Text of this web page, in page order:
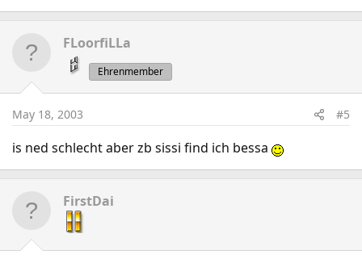
FLoorfiLLa
Ehrenmember
May 18, 2003 #5
is ned schlecht aber zb sissi find ich bessa
FirstDai